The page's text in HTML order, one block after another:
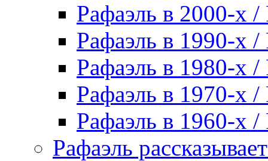
Рафаэль в 2000-х /
Рафаэль в 1990-х /
Рафаэль в 1980-х /
Рафаэль в 1970-х /
Рафаэль в 1960-х /
Рафаэль